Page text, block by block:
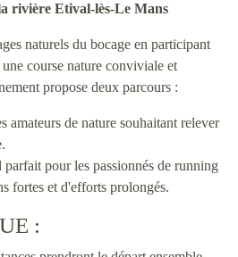
rivière Etival-lès-Le Mans
naturels du bocage en participant
une course nature conviviale et
propose deux parcours :
amateurs de nature souhaitant relever
parfait pour les passionnés de running
fortes et d'efforts prolongés.
: